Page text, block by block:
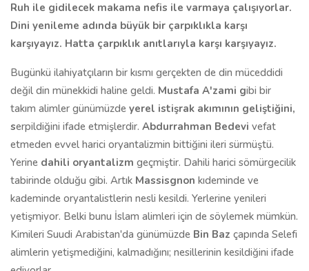
Ruh ile gidilecek makama nefis ile varmaya çalışıyorlar.
Dini yenileme adında büyük bir çarpıklıkla karşı
karşıyayız. Hatta çarpıklık anıtlarıyla karşı karşıyayız.
Bugünkü ilahiyatçıların bir kısmı gerçekten de din müceddidi
değil din münekkidi haline geldi. Mustafa A'zami gibi bir
takım alimler günümüzde yerel istişrak akımının geliştiğini,
serpildiğini ifade etmişlerdir. Abdurrahman Bedevi vefat
etmeden evvel harici oryantalizmin bittiğini ileri sürmüştü.
Yerine dahili oryantalizm geçmiştir. Dahili harici sömürgecilik
tabirinde olduğu gibi. Artık Massisgnon kıdeminde ve
kademinde oryantalistlerin nesli kesildi. Yerlerine yenileri
yetişmiyor. Belki bunu İslam alimleri için de söylemek mümkün.
Kimileri Suudi Arabistan'da günümüzde Bin Baz çapında Selefi
alimlerin yetişmediğini, kalmadığını; nesillerinin kesildiğini ifade